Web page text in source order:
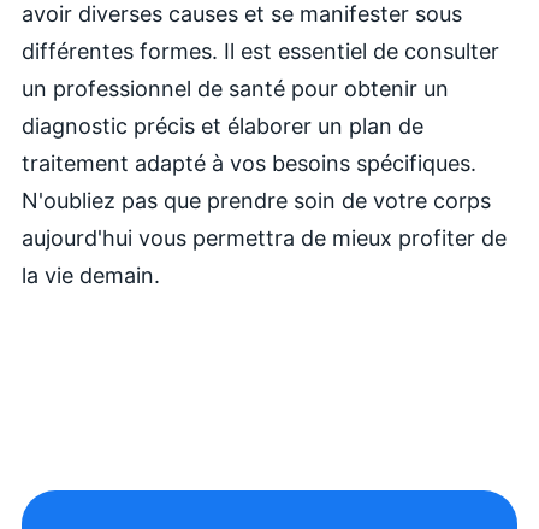
avoir diverses causes et se manifester sous
différentes formes. Il est essentiel de consulter
un professionnel de santé pour obtenir un
diagnostic précis et élaborer un plan de
traitement adapté à vos besoins spécifiques.
N'oubliez pas que prendre soin de votre corps
aujourd'hui vous permettra de mieux profiter de
la vie demain.